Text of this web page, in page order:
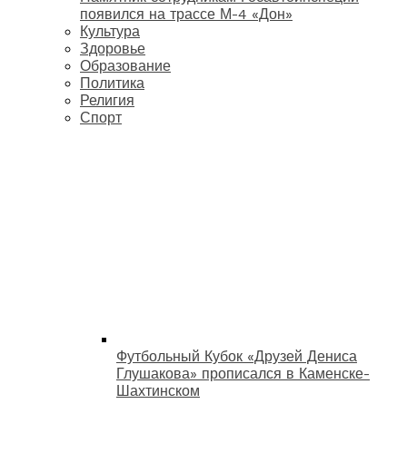
появился на трассе М-4 «Дон»
Культура
Здоровье
Образование
Политика
Религия
Спорт
Футбольный Кубок «Друзей Дениса
Глушакова» прописался в Каменске-
Шахтинском